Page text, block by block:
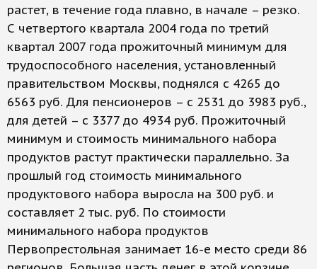
растет, в течение года плавно, в начале – резко.
С четвертого квартала 2004 года по третий
квартал 2007 года прожиточный минимум для
трудоспособного населения, установленный
правительством Москвы, поднялся с 4265 до
6563 руб. Для пенсионеров – с 2531 до 3983 руб.,
для детей – с 3377 до 4934 руб. Прожиточный
минимум и стоимость минимального набора
продуктов растут практически параллельно. За
прошлый год стоимость минимального
продуктового набора выросла на 300 руб. и
составляет 2 тыс. руб. По стоимости
минимального набора продуктов
Первопрестольная занимает 16-е место среди 86